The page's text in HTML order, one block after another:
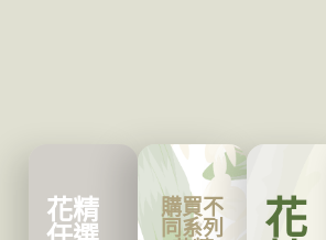
花精
購買不
同系列
花